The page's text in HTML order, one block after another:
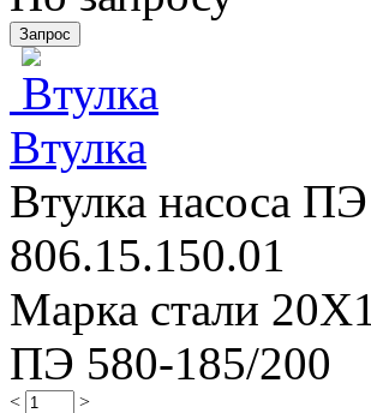
Втулка
Втулка насоса
806.15.150.01
Марка стали
ПЭ 580-185/200
< >